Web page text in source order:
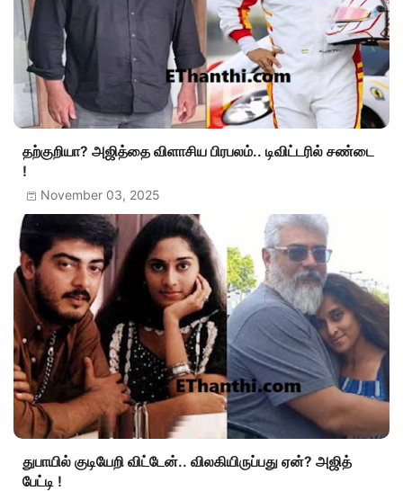
தற்குறியா? அஜித்தை விளாசிய பிரபலம்.. டிவிட்டரில் சண்டை
!
November 03, 2025
துபாயில் குடியேறி விட்டேன்.. விலகியிருப்பது ஏன்? அஜித்
பேட்டி !